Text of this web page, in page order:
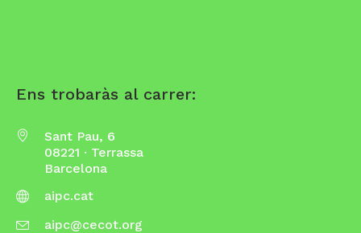
Ens trobaràs al carrer:
Sant Pau, 6
08221 · Terrassa
Barcelona
aipc.cat
aipc@cecot.org